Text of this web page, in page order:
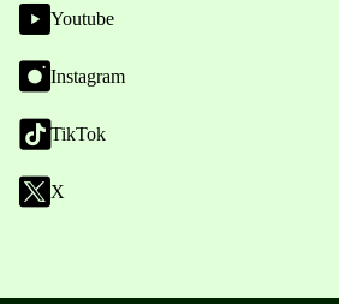
Youtube
Instagram
TikTok
X